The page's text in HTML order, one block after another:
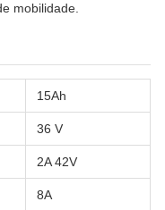
mobilidade.
15Ah
36 V
2A 42V
8A